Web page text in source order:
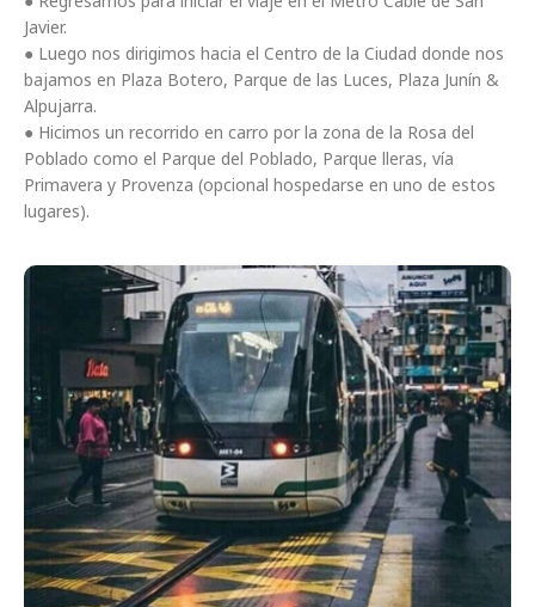
Javier.
● Luego nos dirigimos hacia el Centro de la Ciudad donde nos
bajamos en Plaza Botero, Parque de las Luces, Plaza Junín &
Alpujarra.
● Hicimos un recorrido en carro por la zona de la Rosa del
Poblado como el Parque del Poblado, Parque lleras, vía
Primavera y Provenza (opcional hospedarse en uno de estos
lugares).